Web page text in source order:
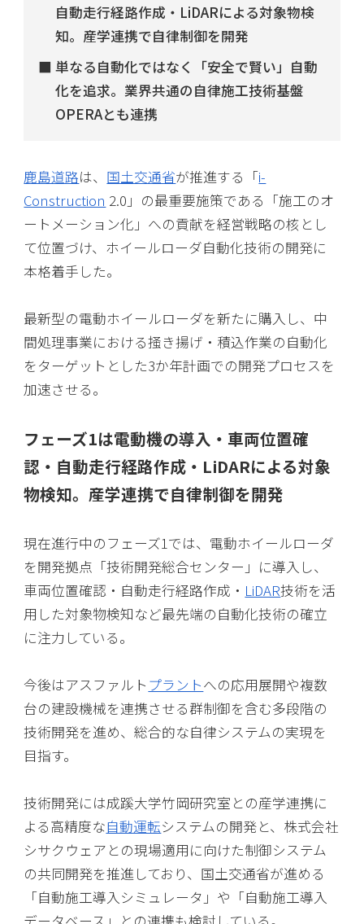
自動走行経路作成・LiDARによる対象物検
知。産学連携で自律制御を開発
単なる自動化ではなく「安全で賢い」自動
化を追求。業界共通の自律施工技術基盤
OPERAとも連携
鹿島道路は、 国土交通省が推進する「i-
Construction 2.0」の最重要施策である「施工のオ
ートメーション化」への貢献を経営戦略の核とし
て位置づけ、ホイールローダ自動化技術の開発に
本格着手した。
最新型の電動ホイールローダを新たに購入し、中
間処理事業における掻き揚げ・積込作業の自動化
をターゲットとした3か年計画での開発プロセスを
加速させる。
フェーズ1は電動機の導入・車両位置確
認・自動走行経路作成・LiDARによる対象
物検知。産学連携で自律制御を開発
現在進行中のフェーズ1では、電動ホイールローダ
を開発拠点「技術開発総合センター」に導入し、
車両位置確認・自動走行経路作成・ LiDAR技術を活
用した対象物検知など最先端の自動化技術の確立
に注力している。
今後はアスファルト プラントへの応用展開や複数
台の建設機械を連携させる群制御を含む多段階の
技術開発を進め、総合的な自律システムの実現を
目指す。
技術開発には成蹊大学竹岡研究室との産学連携に
よる高精度な自動運転システムの開発と、株式会社
シサクウェアとの現場適用に向けた制御システム
の共同開発を推進しており、国土交通省が進める
「自動施工導入シミュレータ」や「自動施工導入